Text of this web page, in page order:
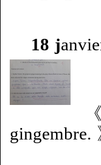
18 j
gingembre.